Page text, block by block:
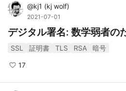
@kj1 (kj wolf)
2021-07-01
デジタル署名: 数学弱者の
SSL 証明書 TLS RSA 暗号
17